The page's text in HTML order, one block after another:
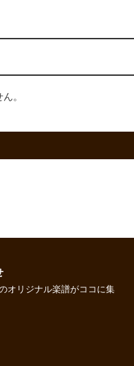
。
オリジナル楽譜がココに集